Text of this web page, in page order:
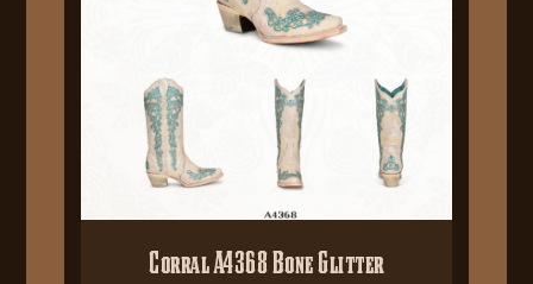
Corral A4368 Bone Glitter